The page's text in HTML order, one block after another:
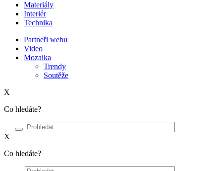
Materiály
Interiér
Technika
Partneři webu
Video
Mozaika
Trendy
Soutěže
X
Co hledáte?
X
Co hledáte?